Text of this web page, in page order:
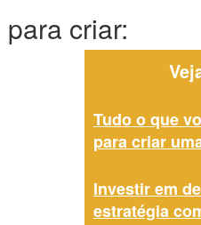
criar:
Tudo o que
para criar
Investir em
estratégia